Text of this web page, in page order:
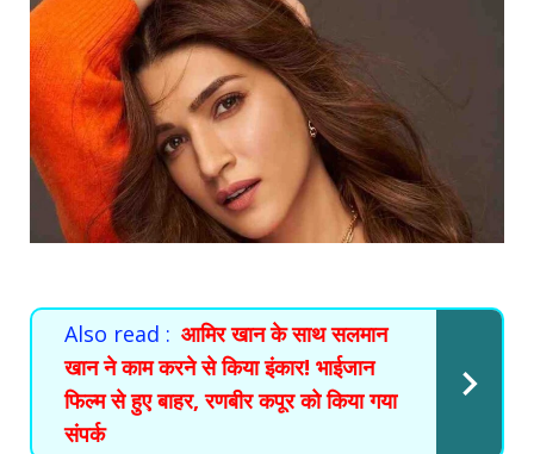
Also read : आमिर खान के साथ सलमान
खान ने काम करने से किया इंकार! भाईजान
फिल्म से हुए बाहर, रणबीर कपूर को किया गया
संपर्क